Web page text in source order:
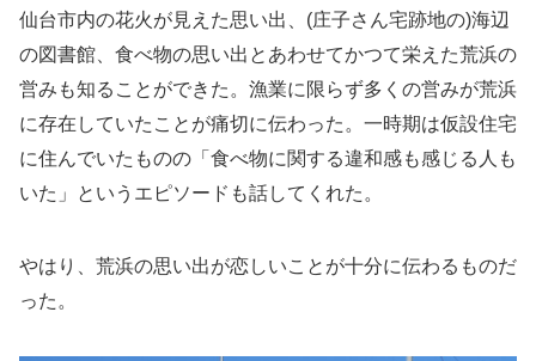
仙台市内の花火が見えた思い出、(庄子さん宅跡地の)海辺
の図書館、食べ物の思い出とあわせてかつて栄えた荒浜の
営みも知ることができた。漁業に限らず多くの営みが荒浜
に存在していたことが痛切に伝わった。一時期は仮設住宅
に住んでいたものの「食べ物に関する違和感も感じる人も
いた」というエピソードも話してくれた。
やはり、荒浜の思い出が恋しいことが十分に伝わるものだ
った。